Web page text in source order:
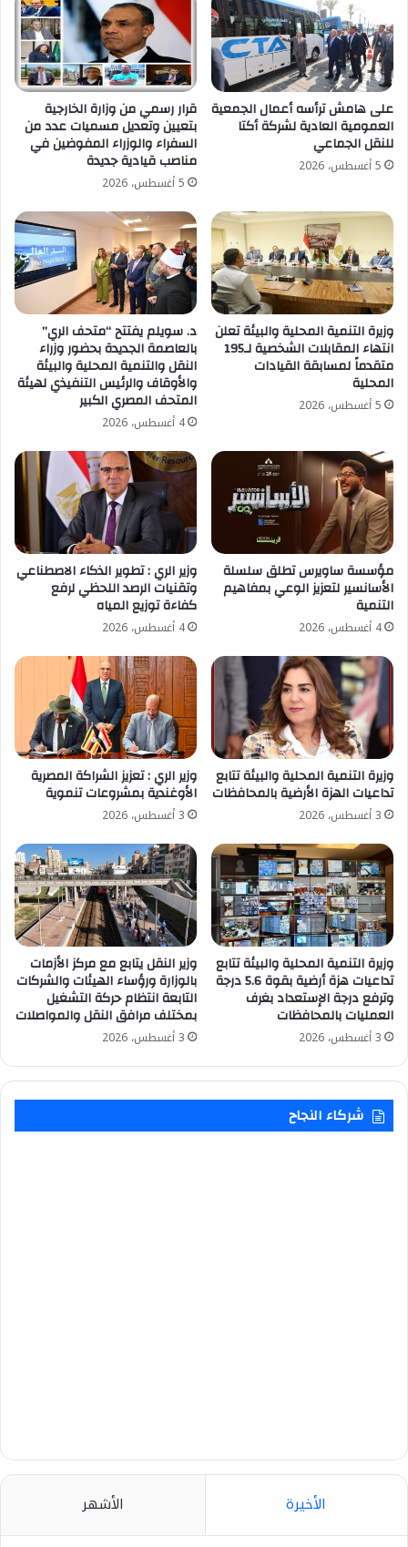
على هامش ترأسه أعمال الجمعية
العمومية العادية لشركة أكتا
للنقل الجماعي
5 أغسطس، 2026
قرار رسمي من وزارة الخارجية
بتعيين وتعديل مسميات عدد من
السفراء والوزراء المفوضين في
مناصب قيادية جديدة
5 أغسطس، 2026
وزيرة التنمية المحلية والبيئة تعلن
انتهاء المقابلات الشخصية لـ195
متقدماً لمسابقة القيادات
المحلية
5 أغسطس، 2026
د. سويلم يفتتح “متحف الري”
بالعاصمة الجديدة بحضور وزراء
النقل والتنمية المحلية والبيئة
والأوقاف والرئيس التنفيذي لهيئة
المتحف المصري الكبير
4 أغسطس، 2026
مؤسسة ساويرس تطلق سلسلة
الأسانسير لتعزيز الوعي بمفاهيم
التنمية
4 أغسطس، 2026
وزير الري : تطوير الذكاء الاصطناعي
وتقنيات الرصد اللحظي لرفع
كفاءة توزيع المياه
4 أغسطس، 2026
وزيرة التنمية المحلية والبيئة تتابع
تداعيات الهزة الأرضية بالمحافظات
3 أغسطس، 2026
وزير الري : تعزيز الشراكة المصرية
الأوغندية بمشروعات تنموية
3 أغسطس، 2026
وزيرة التنمية المحلية والبيئة تتابع
تداعيات هزة أرضية بقوة 5.6 درجة
وترفع درجة الإستعداد بغرف
العمليات بالمحافظات
3 أغسطس، 2026
وزير النقل يتابع مع مركز الأزمات
بالوزارة ورؤساء الهيئات والشركات
التابعة انتظام حركة التشغيل
بمختلف مرافق النقل والمواصلات
3 أغسطس، 2026
شركاء النجاح
الأخيرة الأشهر